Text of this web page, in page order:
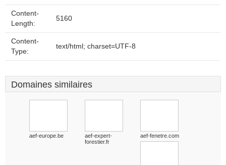
Content-
Length:
5160
Content-
Type:
text/html; charset=UTF-8
Domaines similaires
aef-europe.be
aef-expert-
forestier.fr
aef-fenetre.com